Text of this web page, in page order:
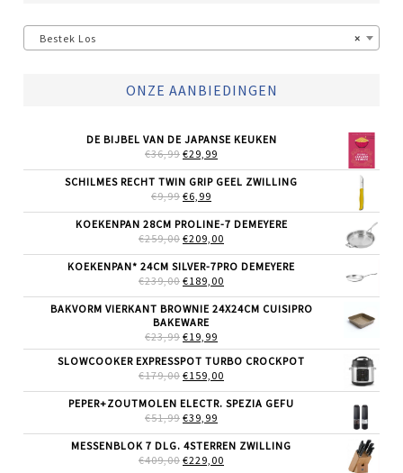
×
Bestek Los
ONZE AANBIEDINGEN
DE BIJBEL VAN DE JAPANSE KEUKEN
€36,99 OORSPRONKELIJKE
WAS:
€36,99.
€29,99
IS:
SCHILMES RECHT TWIN GRIP GEEL ZWILLING
€9,99 OORSPRONKELIJKE
WAS:
€9,99.
€6,99
IS:
€6,99.
KOEKENPAN 28CM PROLINE-7 DEMEYERE
€259,00 OORSPRONKELIJKE
WAS:
€259,00.
€209,00
IS:
KOEKENPAN* 24CM SILVER-7PRO DEMEYERE
€239,00 OORSPRONKELIJKE
WAS:
€239,00.
€189,00
IS:
BAKVORM VIERKANT BROWNIE 24X24CM CUISIPRO
BAKEWARE
€23,99 OORSPRONKELIJKE
PRIJS
WAS:
€23,99.
€19,99
PRIJS
IS:
€19,99.
SLOWCOOKER EXPRESSPOT TURBO CROCKPOT
€179,00 OORSPRONKELIJKE
WAS:
€179,00.
€159,00
IS:
PEPER+ZOUTMOLEN ELECTR. SPEZIA GEFU
€51,99 OORSPRONKELIJKE
WAS:
€51,99.
€39,99
IS:
€39,99.
MESSENBLOK 7 DLG. 4STERREN ZWILLING
€409,00 OORSPRONKELIJKE
€229,00